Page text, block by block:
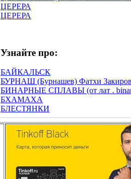
ЦЕРЕРА
ЦЕРЕРА
Узнайте про:
БАЙКАЛЬСК
БУРНАШ (Бурнашев) Фатхи
БИНАРНЫЕ СПЛАВЫ (от лат .
БХАМАХА
БЛЕСТЯНКИ